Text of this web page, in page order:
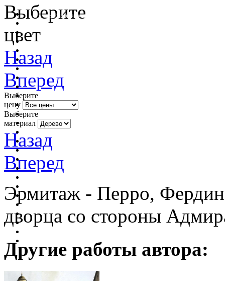
очистить фильтр цвета
Выберите
цвет
Назад
Вперед
Выберите
цену
Выберите
материал
Назад
Вперед
Эрмитаж - Перро,
дворца со стороны
Другие работы автора: